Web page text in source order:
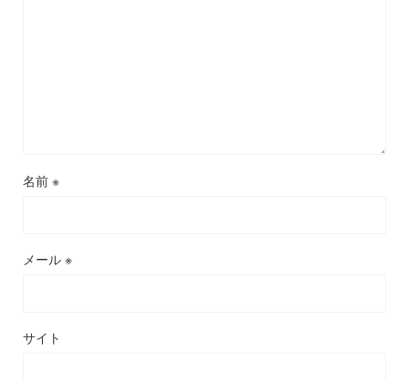
名前 ※
メール ※
サイト